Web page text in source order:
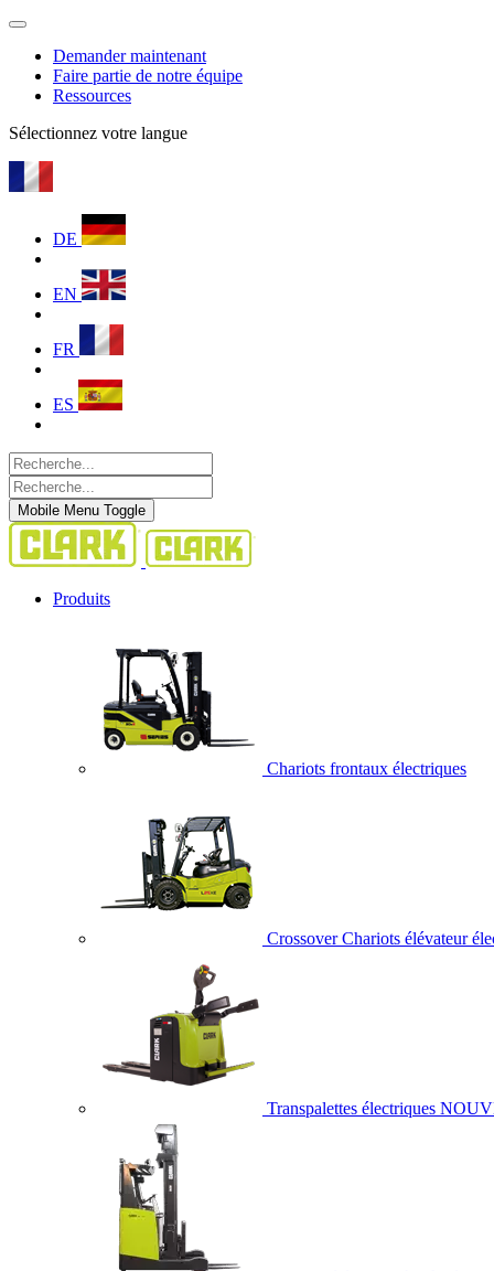
Demander maintenant
Faire partie de notre équipe
Ressources
Sélectionnez votre langue
DE
EN
FR
ES
Mobile Menu Toggle
Produits
Chariots frontaux électriques
Crossover Chariots élévateur
Transpalettes électriques